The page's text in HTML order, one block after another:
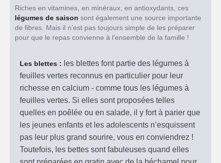
Riches en vitamines, en minéraux, en antioxydants, ces
légumes de saison sont également une source importante
de fibres. Mais il n’est pas toujours simple de les préparer
pour que le repas convienne à l’ensemble de la famille !
Les blettes : les blettes font partie des légumes à
feuilles vertes reconnus en particulier pour leur
richesse en calcium - comme tous les légumes à
feuilles vertes. Si elles sont proposées telles
quelles en poêlée ou en salade, il y fort à parier que
les jeunes enfants et les adolescents n’esquissent
pas leur plus grand sourire, vous en conviendrez !
Toutefois, les bettes sont fabuleuses quand elles